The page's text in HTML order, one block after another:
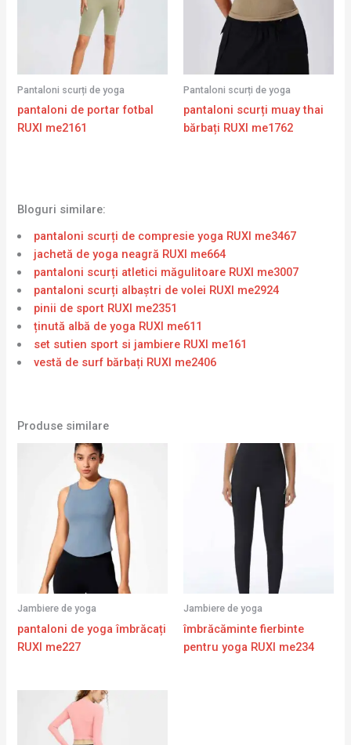
Pantaloni scurți de yoga
pantaloni de portar fotbal
RUXI me2161
Pantaloni scurți de yoga
pantaloni scurți muay thai
bărbați RUXI me1762
Bloguri similare:
pantaloni scurți de compresie yoga RUXI me3467
jachetă de yoga neagră RUXI me664
pantaloni scurți atletici măgulitoare RUXI me3007
pantaloni scurți albaștri de volei RUXI me2924
pinii de sport RUXI me2351
ținută albă de yoga RUXI me611
set sutien sport si jambiere RUXI me161
vestă de surf bărbați RUXI me2406
Produse similare
Jambiere de yoga
pantaloni de yoga îmbrăcați
RUXI me227
Jambiere de yoga
îmbrăcăminte fierbinte
pentru yoga RUXI me234